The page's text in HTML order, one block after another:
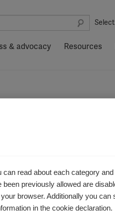
& advocacy Resources
رسالة بريد إلكتروني قريبًا
read about each category and
previously allowed are
browser. Additionally you can
in the cookie declaration.